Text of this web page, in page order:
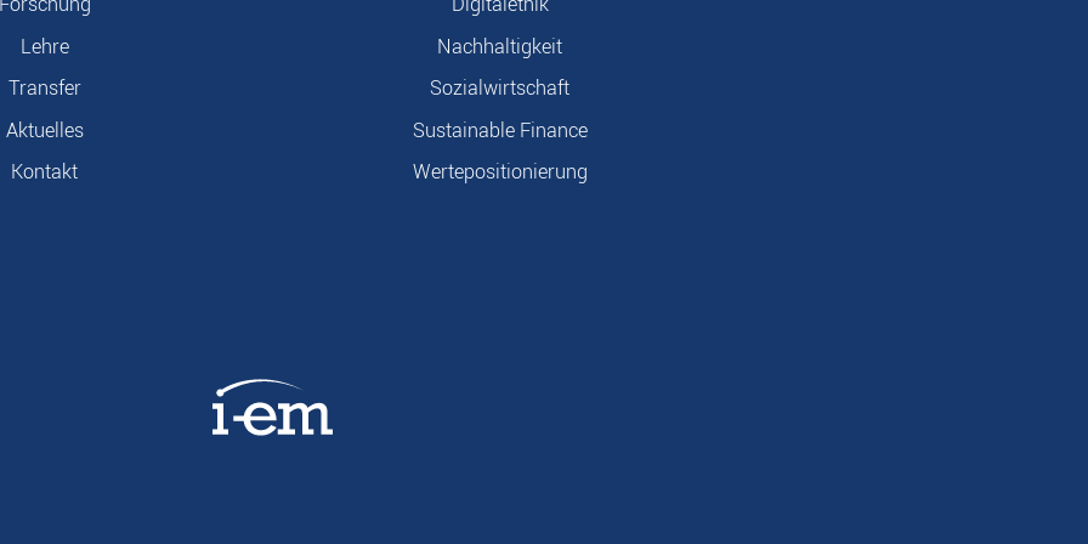
Lehre
Transfer
Aktuelles
Kontakt
Nachhaltigkeit
Sozialwirtschaft
Sustainable Finance
Wertepositionierung